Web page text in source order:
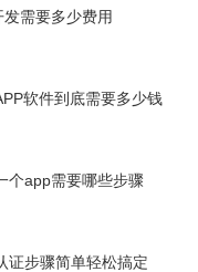
需要多少费用
软件到底需要多少钱
个app需要哪些步骤
证️步骤简单轻松搞定